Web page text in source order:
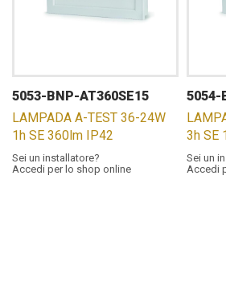
5053-BNP-AT360SE15
LAMPADA A-TEST 36-24W
1h SE 360lm IP42
Sei un installatore?
Accedi per lo shop online
5054-
3h SE
Sei un
Accedi